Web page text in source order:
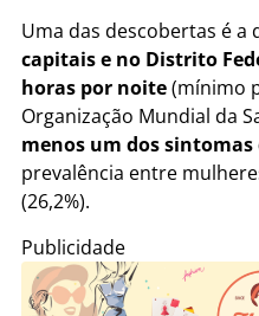
Uma das descobertas é a
capitais e no Distrito
horas por noite(mínimo
Organização Mundial da
menos um dos sintomas
prevalência entre
(26,2%).
Publicidade